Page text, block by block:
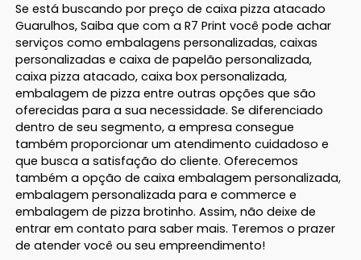
Se está buscando por preço de caixa pizza atacado
Guarulhos, Saiba que com a R7 Print você pode achar
serviços como embalagens personalizadas, caixas
personalizadas e caixa de papelão personalizada,
caixa pizza atacado, caixa box personalizada,
embalagem de pizza entre outras opções que são
oferecidas para a sua necessidade. Se diferenciado
dentro de seu segmento, a empresa consegue
também proporcionar um atendimento cuidadoso e
que busca a satisfação do cliente. Oferecemos
também a opção de caixa embalagem personalizada,
embalagem personalizada para e commerce e
embalagem de pizza brotinho. Assim, não deixe de
entrar em contato para saber mais. Teremos o prazer
de atender você ou seu empreendimento!